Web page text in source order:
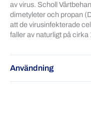
av virus. Scholl
dimetyleter och propan
att de virusinfekterade
faller av naturligt på cirka
Användning